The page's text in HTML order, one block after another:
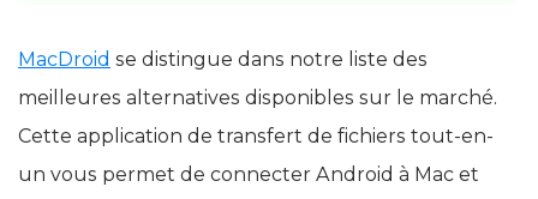
MacDroid se distingue dans notre liste des
meilleures alternatives disponibles sur le marché.
Cette application de transfert de fichiers tout-en-
un vous permet de connecter Android à Mac et